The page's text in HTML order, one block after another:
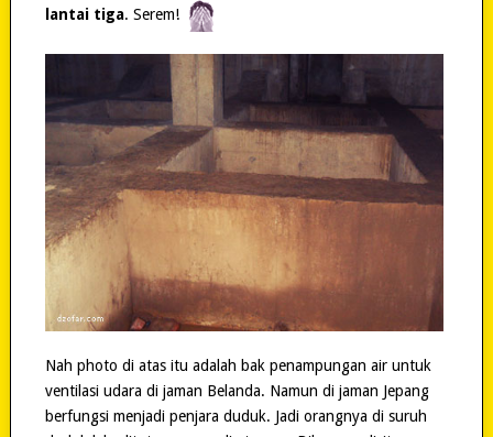
lantai tiga. Serem!
Nah photo di atas itu adalah bak penampungan air untuk
ventilasi udara di jaman Belanda. Namun di jaman Jepang
berfungsi menjadi penjara duduk. Jadi orangnya di suruh